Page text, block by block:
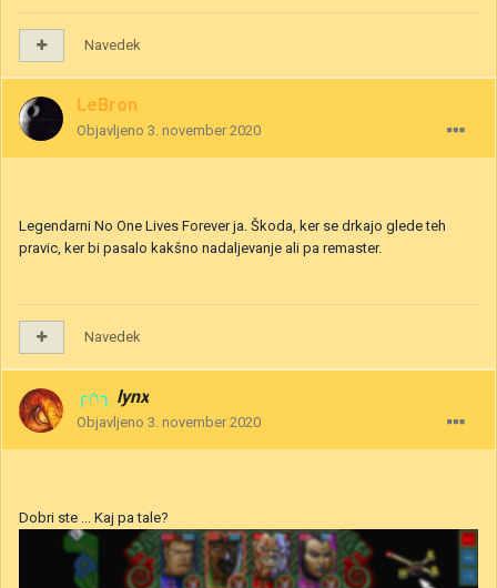
Navedek
LeBron
Objavljeno 3. november 2020
Legendarni No One Lives Forever ja. Škoda, ker se drkajo glede teh
pravic, ker bi pasalo kakšno nadaljevanje ali pa remaster.
Navedek
╭∩╮ lynx
Objavljeno 3. november 2020
Dobri ste ... Kaj pa tale?